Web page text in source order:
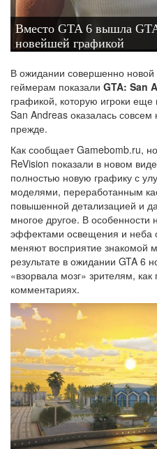
Вместо GTA 6 вышла
новейшей графикой
В ожидании совершенно новой
геймерам показали GTA: San
графикой, которую игроки
San Andreas оказалась
прежде.
Как сообщает Gamebomb.ru,
ReVision показали в новом
полностью новую графику с
моделями, переработанным
повышенной детализацией и
многое другое. В особенности
эффектами освещения и неба
меняют восприятие знакомой
результате в ожидании GTA 6
«взорвала мозг» зрителям,
комментариях.